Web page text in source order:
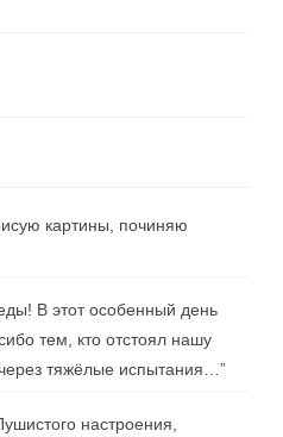
картины, починяю
В этот особенный день
тем, кто отстоял нашу
тяжёлые испытания… ”
настроения,